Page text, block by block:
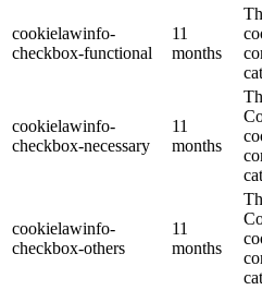
cookielawinfo-
checkbox-functional
11
months
cookielawinfo-
checkbox-necessary
11
months
cookielawinfo-
checkbox-others
11
months